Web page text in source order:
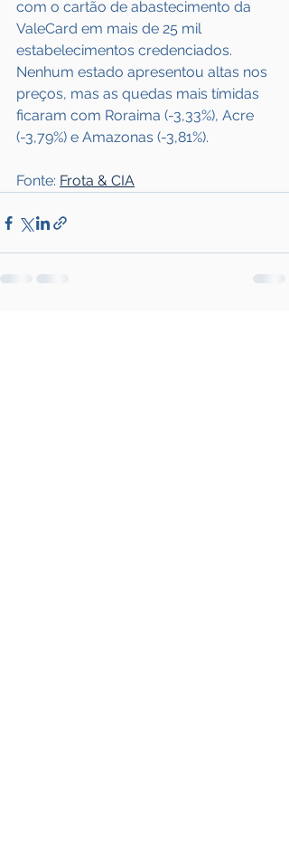
com o cartão de abastecimento da
ValeCard em mais de 25 mil
estabelecimentos credenciados.
Nenhum estado apresentou altas nos
preços, mas as quedas mais tímidas
ficaram com Roraima (-3,33%), Acre
(-3,79%) e Amazonas (-3,81%).
Fonte: Frota & CIA